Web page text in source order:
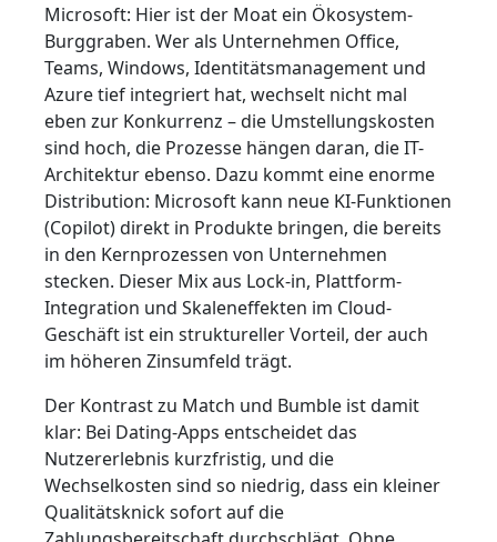
Microsoft: Hier ist der Moat ein Ökosystem-
Burggraben. Wer als Unternehmen Office,
Teams, Windows, Identitätsmanagement und
Azure tief integriert hat, wechselt nicht mal
eben zur Konkurrenz – die Umstellungskosten
sind hoch, die Prozesse hängen daran, die IT-
Architektur ebenso. Dazu kommt eine enorme
Distribution: Microsoft kann neue KI-Funktionen
(Copilot) direkt in Produkte bringen, die bereits
in den Kernprozessen von Unternehmen
stecken. Dieser Mix aus Lock-in, Plattform-
Integration und Skaleneffekten im Cloud-
Geschäft ist ein struktureller Vorteil, der auch
im höheren Zinsumfeld trägt.
Der Kontrast zu Match und Bumble ist damit
klar: Bei Dating-Apps entscheidet das
Nutzererlebnis kurzfristig, und die
Wechselkosten sind so niedrig, dass ein kleiner
Qualitätsknick sofort auf die